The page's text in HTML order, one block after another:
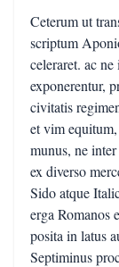
Ceterum ut
scriptum
celeraret. ac
exponerentur,
civitatis
et vim
munus, ne
ex diverso
Sido atque
erga Romanos
posita in latus
Septiminus